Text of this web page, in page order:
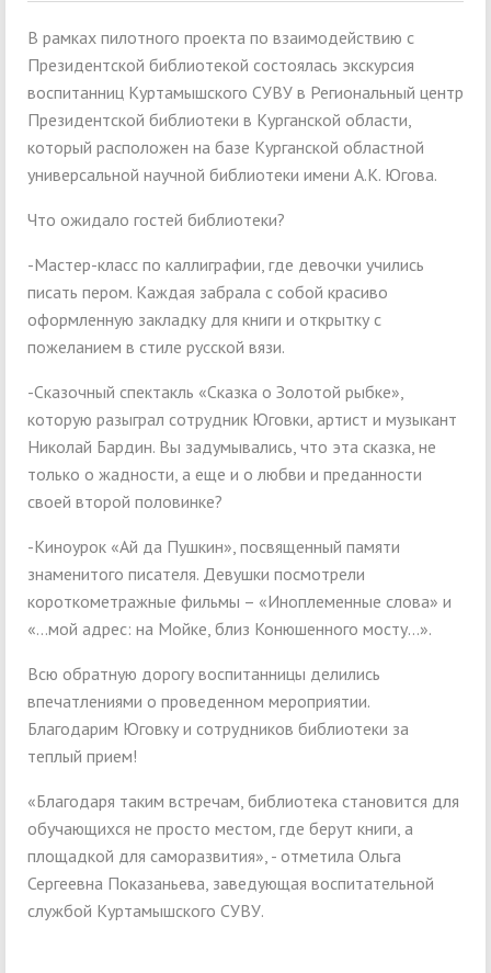
В рамках пилотного проекта по взаимодействию с
Президентской библиотекой состоялась экскурсия
воспитанниц Куртамышского СУВУ в Региональный центр
Президентской библиотеки в Курганской области,
который расположен на базе Курганской областной
универсальной научной библиотеки имени А.К. Югова.
Что ожидало гостей библиотеки?
-Мастер-класс по каллиграфии, где девочки учились
писать пером. Каждая забрала с собой красиво
оформленную закладку для книги и открытку с
пожеланием в стиле русской вязи.
-Сказочный спектакль «Сказка о Золотой рыбке»,
которую разыграл сотрудник Юговки, артист и музыкант
Николай Бардин. Вы задумывались, что эта сказка, не
только о жадности, а еще и о любви и преданности
своей второй половинке?
-Киноурок «Ай да Пушкин», посвященный памяти
знаменитого писателя. Девушки посмотрели
короткометражные фильмы – «Иноплеменные слова» и
«…мой адрес: на Мойке, близ Конюшенного мосту…».
Всю обратную дорогу воспитанницы делились
впечатлениями о проведенном мероприятии.
Благодарим Юговку и сотрудников библиотеки за
теплый прием!
«Благодаря таким встречам, библиотека становится для
обучающихся не просто местом, где берут книги, а
площадкой для саморазвития», - отметила Ольга
Сергеевна Показаньева, заведующая воспитательной
службой Куртамышского СУВУ.